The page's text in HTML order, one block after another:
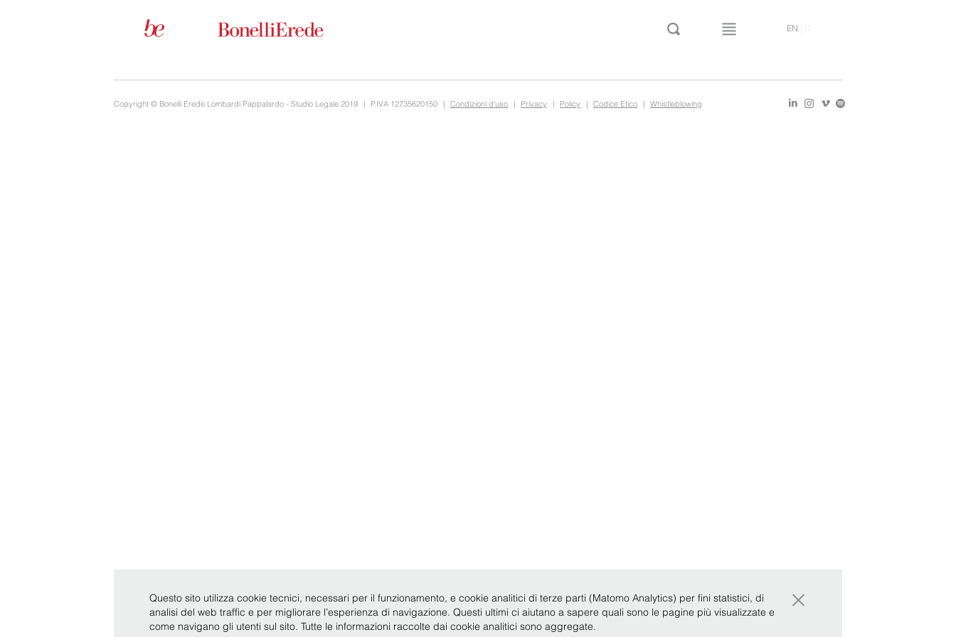
EN
Copyright © Bonelli Erede Lombardi Pappalardo - Studio Legale 2019 | P.IVA 12735620150 | Condizioni d'uso | Privacy | Policy | Codice Etico | Whistleblowing
Questo sito utilizza cookie tecnici, necessari per il funzionamento, e cookie analitici di terze parti (Matomo Analytics) per fini statistici, di
analisi del web traffic e per migliorare l’esperienza di navigazione. Questi ultimi ci aiutano a sapere quali sono le pagine più visualizzate e
come navigano gli utenti sul sito. Tutte le informazioni raccolte dai cookie analitici sono aggregate.
×